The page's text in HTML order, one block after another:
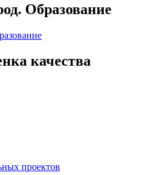
Образование
качества
проектов